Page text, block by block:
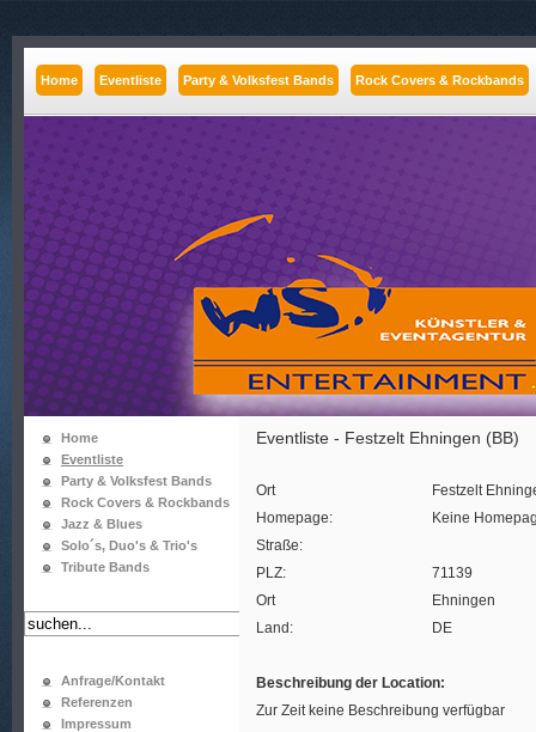
Home Eventliste Party & Volksfest Bands Rock Covers & Rockbands
Home
Eventliste
Party & Volksfest Bands
Rock Covers & Rockbands
Jazz & Blues
Solo´s, Duo's & Trio's
Tribute Bands
Anfrage/Kontakt
Referenzen
Impressum
Eventliste - Festzelt Ehningen (BB)
Ort
Festzelt
Homepage:
Keine
Straße:
PLZ:
71139
Ort
Ehningen
Land:
DE
Beschreibung der Location:
Zur Zeit keine Beschreibung verfügbar